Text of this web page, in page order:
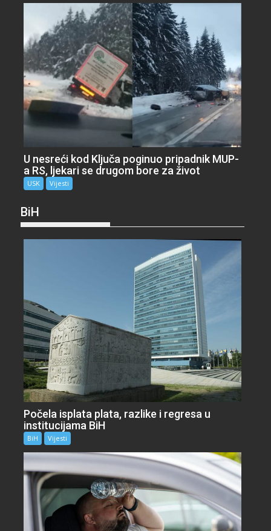
U nesreći kod Ključa poginuo pripadnik MUP-
a RS, ljekari se drugom bore za život
USK Vijesti
BiH
Počela isplata plata, razlike i regresa u
institucijama BiH
BiH Vijesti